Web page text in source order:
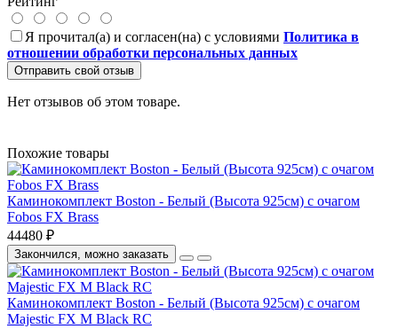
Я прочитал(а) и согласен(на) с условиями Политика в
отношении обработки персональных данных
Отправить свой отзыв
Нет отзывов об этом товаре.
Похожие товары
Каминокомплект Boston - Белый (Высота 925см) с очагом
Fobos FX Brass
44480 ₽
Закончился, можно заказать
Каминокомплект Boston - Белый (Высота 925см) с очагом
Majestic FX M Black RC